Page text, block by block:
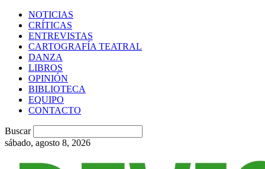
NOTICIAS
CRÍTICAS
ENTREVISTAS
CARTOGRAFÍA TEATRAL
DANZA
LIBROS
OPINIÓN
BIBLIOTECA
EQUIPO
CONTACTO
Buscar
sábado, agosto 8, 2026